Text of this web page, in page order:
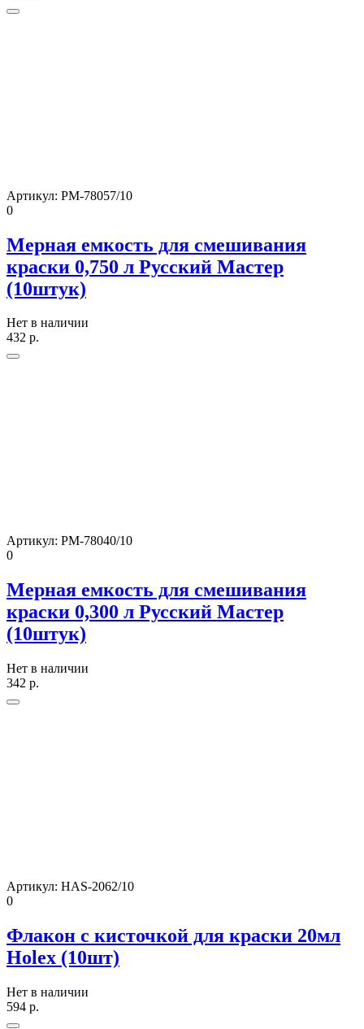
Артикул: РМ-78057/10
0
Мерная емкость для смешивания
краски 0,750 л Русский Мастер
(10штук)
Нет в наличии
432 р.
Артикул: РМ-78040/10
0
Мерная емкость для смешивания
краски 0,300 л Русский Мастер
(10штук)
Нет в наличии
342 р.
Артикул: HAS-2062/10
0
Флакон с кисточкой для краски 20мл
Holex (10шт)
Нет в наличии
594 р.